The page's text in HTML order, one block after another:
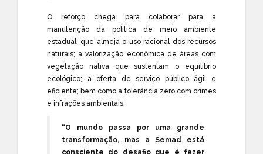
O reforço chega para colaborar para a
manutenção da política de meio ambiente
estadual, que almeja o uso racional dos recursos
naturais; a valorização econômica de áreas com
vegetação nativa que sustentam o equilíbrio
ecológico; a oferta de serviço público ágil e
eficiente; bem como a tolerância zero com crimes
e infrações ambientais.
“O mundo passa por uma grande
transformação, mas a Semad está